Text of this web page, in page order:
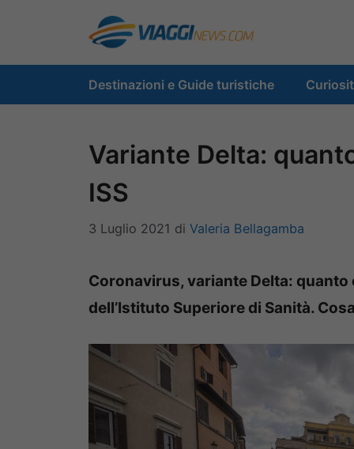
contenuto
Destinazioni e Guide turistiche
Variante Delta:
ISS
3 Luglio 2021 di Valeria Bellagamba
Coronavirus, variante Delta: quanto
dell’Istituto Superiore di Sanità.